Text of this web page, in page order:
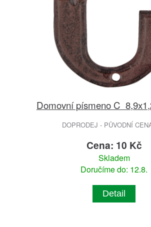
Domovní písmeno C
DOPRODEJ - PŮVODNÍ
Cena: 10 Kč
Skladem
Doručíme do: 12.8.
Detail